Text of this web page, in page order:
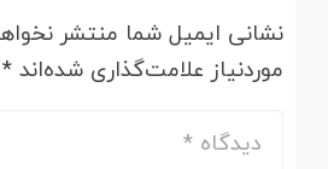
نشانی ایمیل شما منتشر
موردنیاز علامت‌گذاری شده‌اند*